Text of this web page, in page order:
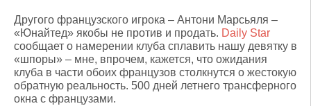
Другого французского игрока – Антони Марсьяля –
«Юнайтед» якобы не против и продать. Daily Star
сообщает о намерении клуба сплавить нашу девятку в
«шпоры» – мне, впрочем, кажется, что ожидания
клуба в части обоих французов столкнутся о жестокую
обратную реальность. 500 дней летнего трансферного
окна с французами.